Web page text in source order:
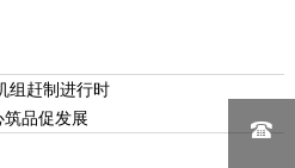
组赶制进行时
品促发展
